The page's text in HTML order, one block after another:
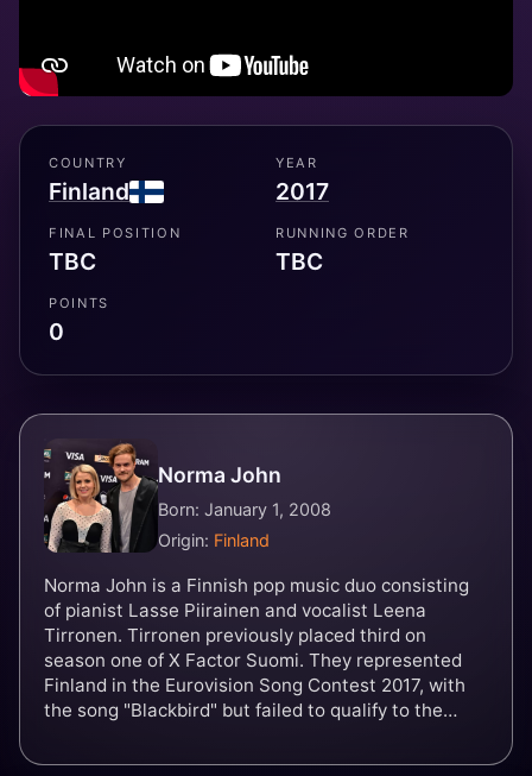
COUNTRY
Finland
YEAR
2017
FINAL POSITION
TBC
RUNNING ORDER
TBC
POINTS
0
Norma John
Born: January 1, 2008
Origin: Finland
Norma John is a Finnish pop music duo consisting
of pianist Lasse Piirainen and vocalist Leena
Tirronen. Tirronen previously placed third on
season one of X Factor Suomi. They represented
Finland in the Eurovision Song Contest 2017, with
the song "Blackbird" but failed to qualify to the